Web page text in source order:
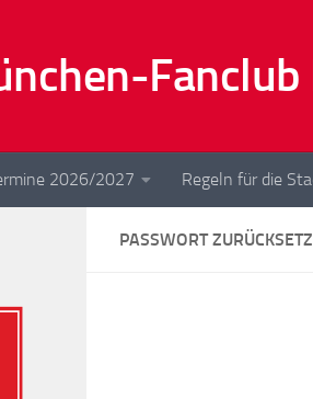
2026/2027 Regeln für die
PASSWORT